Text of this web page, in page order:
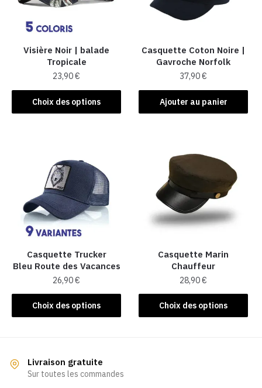
Visière Noir | balade
Tropicale
23,90€
Choix des options
Ce
produit
Les
options
peuvent
être
choisies
sur
la
page
du
produit
Casquette Coton Noire |
Gavroche Norfolk
37,90€
Ajouter au panier
Casquette Trucker
Bleu Route des Vacances
26,90€
Choix des options
Ce
produit
variations.
Les
Casquette Marin
Chauffeur
28,90€
Choix des options
Ce
produit
Livraison gratuite
Sur toutes les commandes